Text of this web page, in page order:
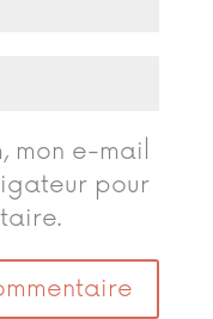
mon e-mail
pour